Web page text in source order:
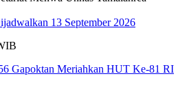
13 September 2026
Gapoktan Meriahkan HUT Ke-81 RI